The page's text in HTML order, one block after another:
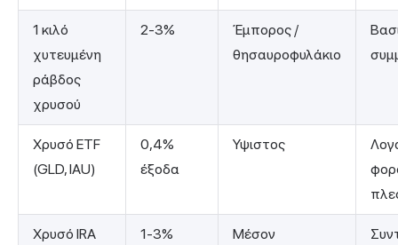
1 κιλό
χυτευμένη
ράβδος
χρυσού
2-3%
Έμπορος /
θησαυροφυλάκιο
Χρυσό ETF
(GLD, IAU)
0,4%
έξοδα
Υψιστος
Χρυσό IRA
1-3%
Μέσον